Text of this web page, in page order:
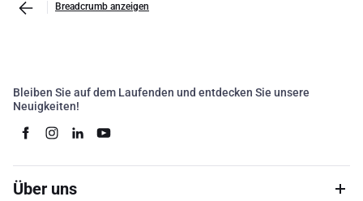
Breadcrumb anzeigen
Bleiben Sie auf dem Laufenden und entdecken Sie unsere
Neuigkeiten!
Über uns